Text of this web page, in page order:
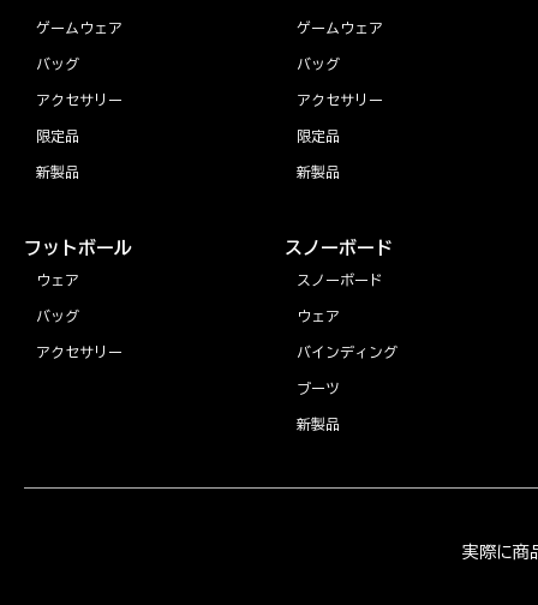
ゲームウェア
バッグ
アクセサリー
限定品
新製品
ゲームウェア
バッグ
アクセサリー
限定品
新製品
フットボール
ウェア
バッグ
アクセサリー
スノーボード
スノーボード
ウェア
バインディング
ブーツ
新製品
実際に商